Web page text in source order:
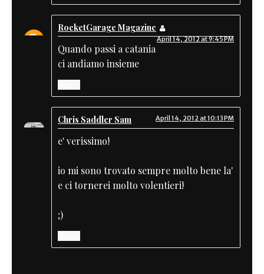
RocketGarage Magazine
April 14, 2012 at 9:45 PM
Quando passi a catania
ci andiamo insieme
Chris Saddler Sam April 14, 2012 at 10:13 PM
e' verissimo!
io mi sono trovato sempre molto bene la'
e ci tornerei molto volentieri!
;)